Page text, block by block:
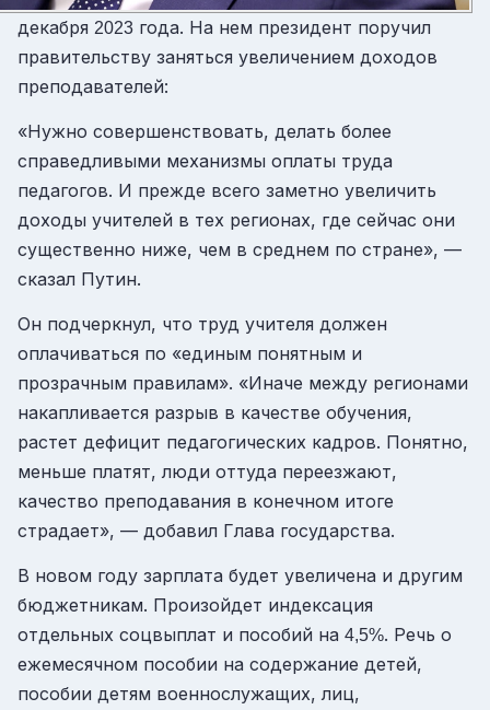
декабря 2023 года. На нем президент поручил
правительству заняться увеличением доходов
преподавателей:
«Нужно совершенствовать, делать более
справедливыми механизмы оплаты труда
педагогов. И прежде всего заметно увеличить
доходы учителей в тех регионах, где сейчас они
существенно ниже, чем в среднем по стране», —
сказал Путин.
Он подчеркнул, что труд учителя должен
оплачиваться по «единым понятным и
прозрачным правилам». «Иначе между регионами
накапливается разрыв в качестве обучения,
растет дефицит педагогических кадров. Понятно,
меньше платят, люди оттуда переезжают,
качество преподавания в конечном итоге
страдает», — добавил Глава государства.
В новом году зарплата будет увеличена и другим
бюджетникам. Произойдет индексация
отдельных соцвыплат и пособий на 4,5%. Речь о
ежемесячном пособии на содержание детей,
пособии детям военнослужащих, лиц,